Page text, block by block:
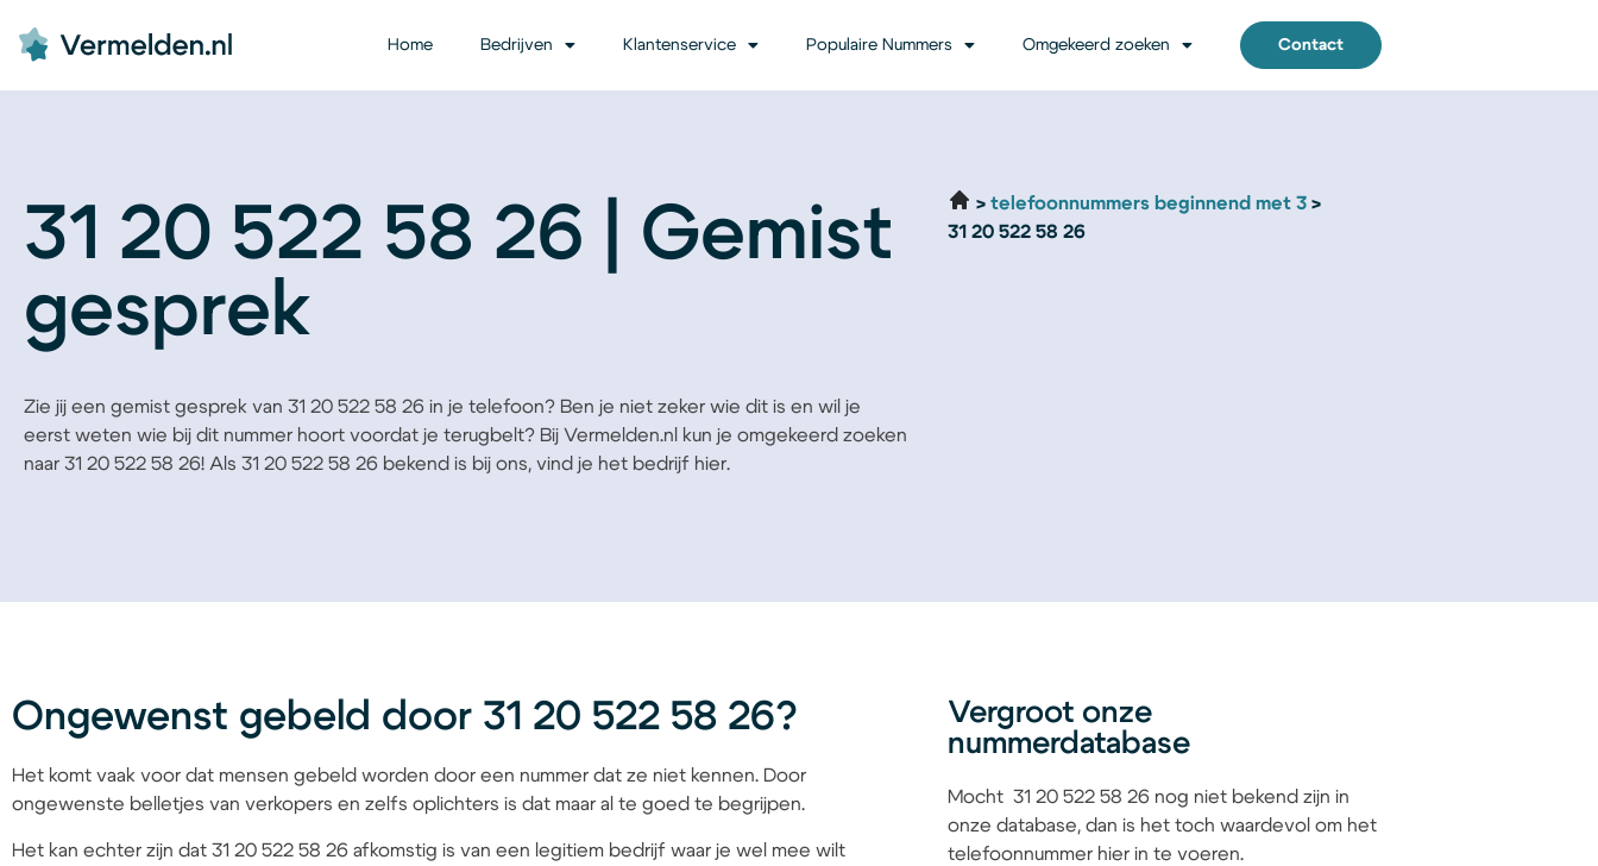
Home Bedrijven Klantenservice Populaire Nummers Omgekeerd zoeken Contact
31 20 522 58 26 | Gemist
gesprek
Zie jij een gemist gesprek van 31 20 522 58 26 in je telefoon? Ben je niet zeker wie dit is en wil je
eerst weten wie bij dit nummer hoort voordat je terugbelt? Bij Vermelden.nl kun je omgekeerd zoeken
naar 31 20 522 58 26! Als 31 20 522 58 26 bekend is bij ons, vind je het bedrijf hier.
telefoonnummers beginnend met 3
31 20 522 58 26
Ongewenst gebeld door 31 20 522 58 26?
Het komt vaak voor dat mensen gebeld worden door een nummer dat ze niet kennen. Door
ongewenste belletjes van verkopers en zelfs oplichters is dat maar al te goed te begrijpen.
Het kan echter zijn dat 31 20 522 58 26 afkomstig is van een legitiem bedrijf waar je wel mee wilt
Vergroot onze
nummerdatabase
Mocht 31 20 522 58 26 nog niet bekend zijn in
onze database, dan is het toch waardevol om het
telefoonnummer hier in te voeren.